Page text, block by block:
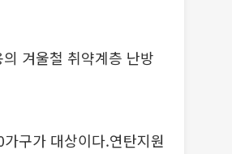
겨울철 취약계층 난방
구가 대상이다.연탄지원